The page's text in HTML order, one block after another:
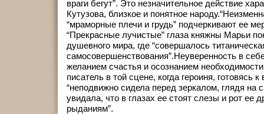
враги бегут”. Это незначительное действие
Кутузова, близкое и понятное
“мраморные плечи и грудь” подчеркивают ее
“Прекрасные лучистые” глаза княжны Марьи
душевного мира, где “совершалось
самосовершенствования”.Неуверенность в
желанием счастья и осознанием
писатель в той сцене, когда героиня, готовясь
“неподвижно сидела перед зеркалом, глядя на
увидала, что в глазах ее стоят слезы и рот ее
рыданиям”.